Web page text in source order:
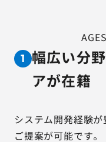
1
幅広い分
アが在籍
システム開発経験
ご提案が可能です。